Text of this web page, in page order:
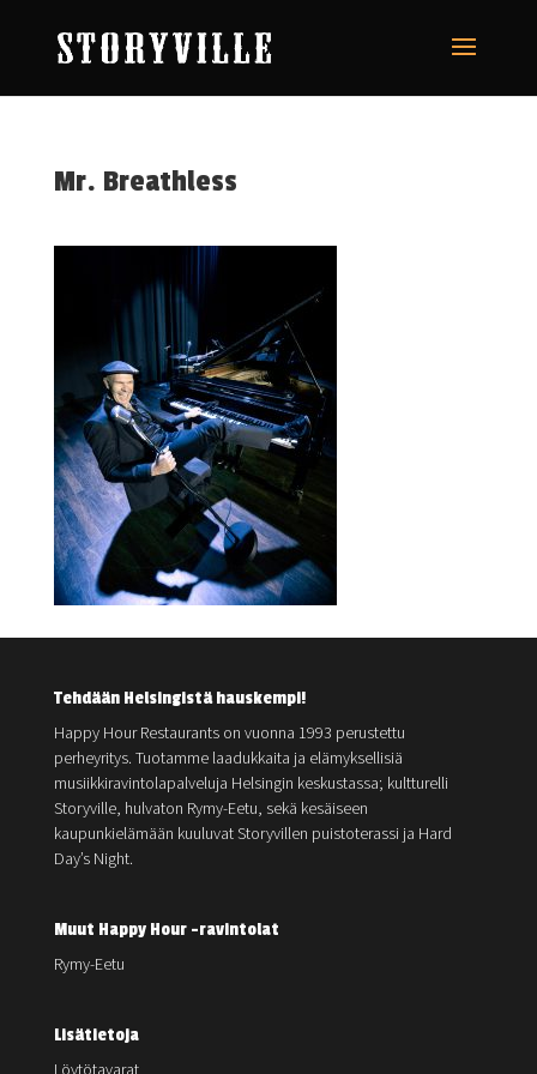
Mr. Breathless
Tehdään Helsingistä hauskempi!
Happy Hour Restaurants on vuonna 1993 perustettu
perheyritys. Tuotamme laadukkaita ja elämyksellisiä
musiikkiravintolapalveluja Helsingin keskustassa; kultturelli
Storyville, hulvaton Rymy-Eetu, sekä kesäiseen
kaupunkielämään kuuluvat Storyvillen puistoterassi ja Hard
Day’s Night.
Muut Happy Hour -ravintolat
Rymy-Eetu
Lisätietoja